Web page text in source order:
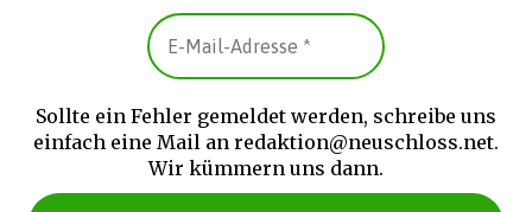
Sollte ein Fehler gemeldet werden, schreibe uns
einfach eine Mail an redaktion@neuschloss.net.
Wir kümmern uns dann.